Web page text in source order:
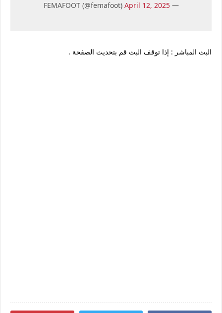
— FEMAFOOT (@femafoot)
April 12, 2025
البث المباشر : إذا توقف البث قم بتحديث الصفحة .